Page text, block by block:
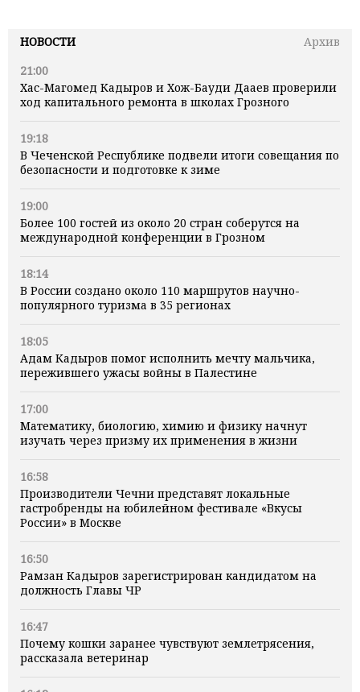
НОВОСТИ
Архив
21:00
Хас-Магомед Кадыров и Хож-Бауди Дааев проверили
ход капитального ремонта в школах Грозного
19:18
В Чеченской Республике подвели итоги совещания по
безопасности и подготовке к зиме
19:00
Более 100 гостей из около 20 стран соберутся на
международной конференции в Грозном
18:14
В России создано около 110 маршрутов научно-
популярного туризма в 35 регионах
18:05
Адам Кадыров помог исполнить мечту мальчика,
пережившего ужасы войны в Палестине
17:00
Математику, биологию, химию и физику начнут
изучать через призму их применения в жизни
16:58
Производители Чечни представят локальные
гастробренды на юбилейном фестивале «Вкусы
России» в Москве
16:50
Рамзан Кадыров зарегистрирован кандидатом на
должность Главы ЧР
16:47
Почему кошки заранее чувствуют землетрясения,
рассказала ветеринар